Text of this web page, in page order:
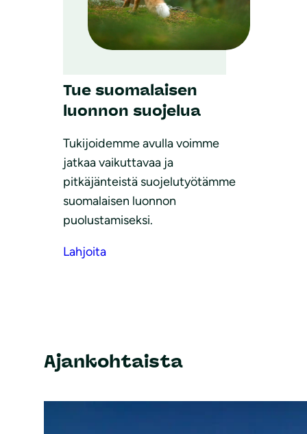
Tue suomalaisen
luonnon suojelua
Tukijoidemme avulla voimme
jatkaa vaikuttavaa ja
pitkäjänteistä suojelutyötämme
suomalaisen luonnon
puolustamiseksi.
Lahjoita
Ajankohtaista